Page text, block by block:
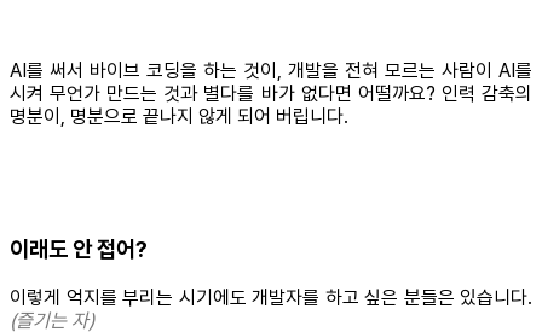
AI를 써서 바이브 코딩을 하는 것이, 개발을 전혀 모르는 사람이 AI를
시켜 무언가 만드는 것과 별다를 바가 없다면 어떨까요? 인력 감축의
명분이, 명분으로 끝나지 않게 되어 버립니다.
이래도 안 접어?
이렇게 억지를 부리는 시기에도 개발자를 하고 싶은 분들은 있습니다.
(즐기는 자)